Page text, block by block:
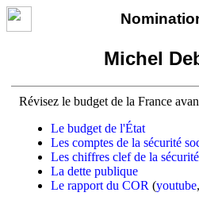
Michel
Révisez le budget de la France
Le budget de l'État
Les comptes de la sécurité
Les chiffres clef de la
La dette publique
Le rapport du COR (youtube,